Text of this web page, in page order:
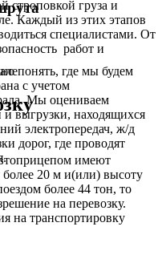
строповкой груза и
Каждый из этих этапов
специалистами. От
работ и
понять, где мы будем
с учетом
Мы оцениваем
и выгрузки, находящихся
электропередач, ж/д
дорог, где проводят
имеют
20 м и(или) высоту
более 44 тон, то
на перевозку.
на транспортировку